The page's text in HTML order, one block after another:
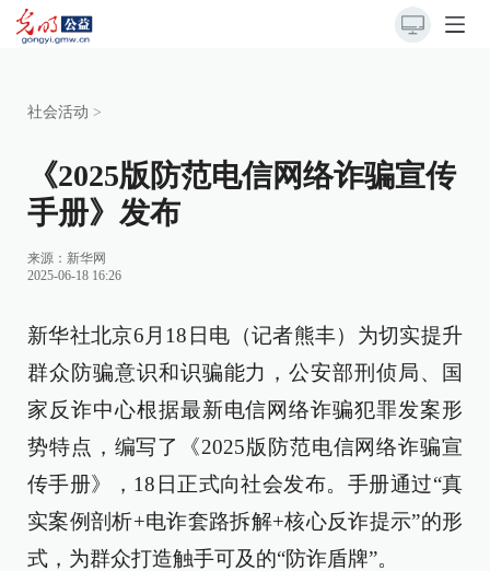
社会活动 >
《2025版防范电信网络诈骗宣传
手册》发布
来源： 新华网
2025-06-18 16:26
新华社北京6月18日电（记者熊丰）为切实提升
群众防骗意识和识骗能力，公安部刑侦局、国
家反诈中心根据最新电信网络诈骗犯罪发案形
势特点，编写了《2025版防范电信网络诈骗宣
传手册》，18日正式向社会发布。手册通过“真
实案例剖析+电诈套路拆解+核心反诈提示”的形
式，为群众打造触手可及的“防诈盾牌”。